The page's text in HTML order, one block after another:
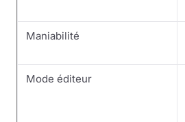
Maniabilité
Mode éditeur